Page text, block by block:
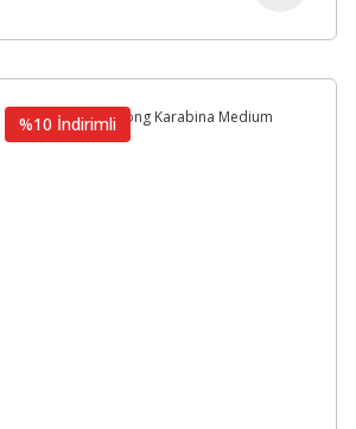
%10 İndirimli